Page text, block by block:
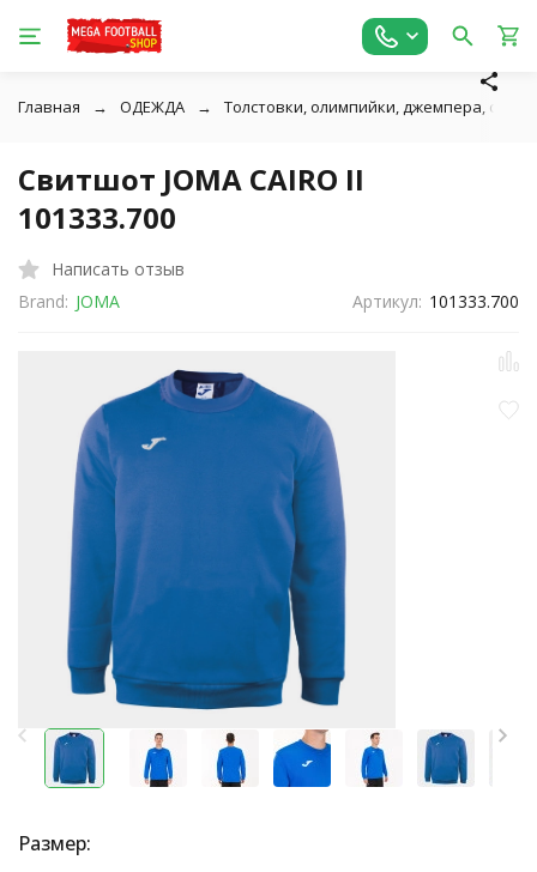
Главная ОДЕЖДА Толстовки, олимпийки, джемпера,
Свитшот JOMA CAIRO II
101333.700
Написать отзыв
Brand: JOMA Артикул: 101333.700
Размер: